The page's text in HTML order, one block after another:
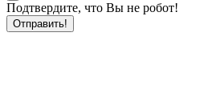
Подтвердите, что Вы не робот!